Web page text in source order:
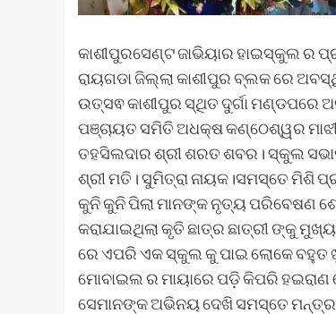
କାଶୀପୁରସେଣ୍ଟ ଜାଭିୟାର ହାଇସ୍କୁଲ ର
ରାୟଗଡା ଜିଲ୍ଲା କାଶୀପୁର ବ୍ଲକ ରେ
ଉତ୍ସଵ କାଶୀପୁର ସ୍ଥିତ ଦୁର୍ଗା ମଣ୍ଡପରେ
ପଞ୍ଚାୟତ ସମିତି ଅଧକ୍ଷ କଣ୍ଠେଶ୍ୱର
ତହସିଲଦାର ଶ୍ରୀ ଶରତ ଶବର। ସ୍କୁଲ
ଶ୍ରୀ ମତି। ସୁମିତ୍ରା ନାୟକ।ସମସ୍ତେ ମିଶି
କୁନି କୁନି ପିଲା ମାନଙ୍କ ନୃତ୍ୟ ପରିବେଷଣ
କରାଯାଇଥିଲା କୃତି ଛାତ୍ର ଛାତ୍ରୀ ଙ୍କୁ
ରେ ଏପରି ଏକ ସ୍କୁଲ କୁ ପାଇ ଲୋକେ
ମୋବାଇଲ ର ମାୟାରେ ପଡ଼ି କିପରି ହଇରାଣ
ସେମାନଙ୍କ ଅଭିନୟ ଦେଖି ସମସ୍ତେ